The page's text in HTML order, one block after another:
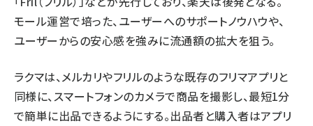
モール運営で培った、ユーザーへのサポートノウハウや、
ユーザーからの安心感を強みに流通額の拡大を狙う。
ラクマは、メルカリやフリルのような既存のフリマアプリと
同様に、スマートフォンのカメラで商品を撮影し、最短1分
で簡単に出品できるようにする。出品者と購入者はアプリ